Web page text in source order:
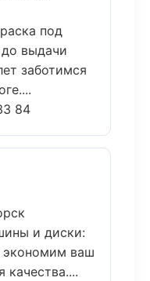
под
выдачи
заботимся
84
и диски:
экономим ваш